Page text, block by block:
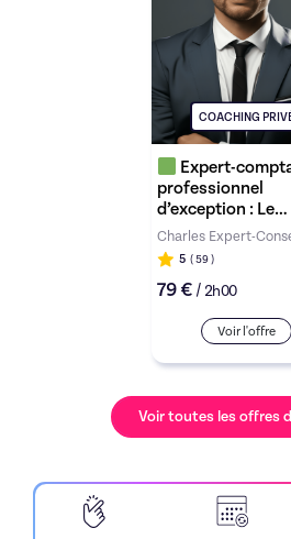
COACHING
Expert-
professionnel
d’exception : Le
meilleur
accompagnement
France en gestion
d'entreprise et
en stratégie
Charles Expert-
5 ( 59)
79 € / 2h00
Voir l'offre
Voir toutes les offres